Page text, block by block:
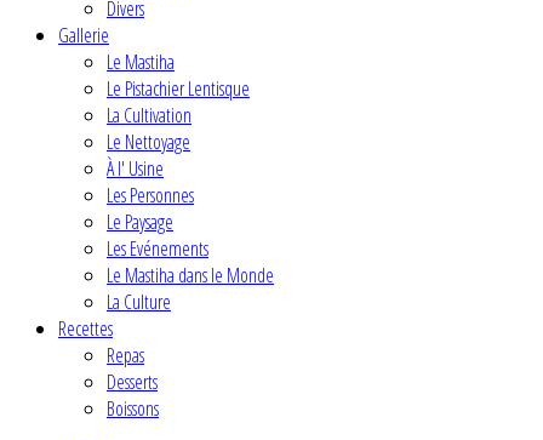
Divers
Gallerie
Le Mastiha
Le Pistachier Lentisque
La Cultivation
Le Nettoyage
À l' Usine
Les Personnes
Le Paysage
Les Evénements
Le Mastiha dans le Monde
La Culture
Recettes
Repas
Desserts
Boissons